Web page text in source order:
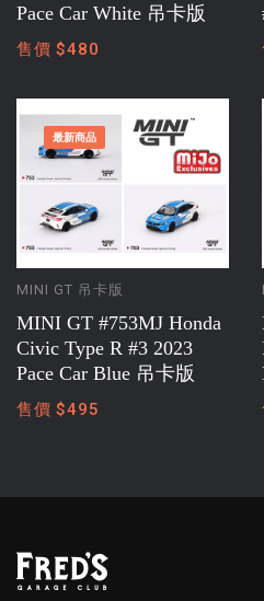
Pace Car White 吊卡版
售價 $480
最新商品
MINI GT 吊卡版
MINI GT #753MJ Honda
Civic Type R #3 2023
Pace Car Blue 吊卡版
售價 $495